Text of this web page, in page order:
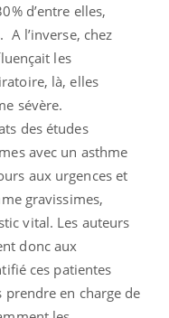
d’entre elles,
A l’inverse, chez
les
là, elles
sévère.
des études
avec un asthme
aux urgences et
gravissimes,
vital. Les auteurs
donc aux
ces patientes
en charge de